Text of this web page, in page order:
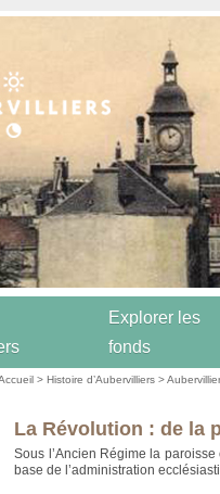
Explorer les
fonds
>Histoire d’Aubervilliers>
La Révolution : de la
Sous l’Ancien Régime la
base de l’administration